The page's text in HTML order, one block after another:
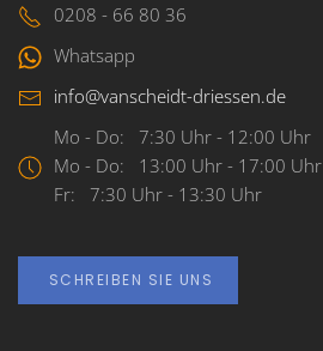
0208 - 66 80 36
Whatsapp
info@vanscheidt-driessen.de
Mo - Do: 7:30 Uhr - 12:00 Uhr
Mo - Do: 13:00 Uhr - 17:00 Uhr
Fr: 7:30 Uhr - 13:30 Uhr
SCHREIBEN SIE UNS